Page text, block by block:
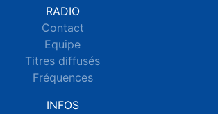
RADIO
Contact
Equipe
Titres diffusés
Fréquences
INFOS